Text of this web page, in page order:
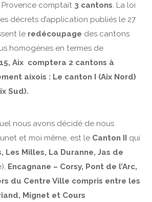
Provence comptait 3 cantons. La loi
décrets d’application publiés le 27
le redécoupage des cantons
homogènes en termes de
Aix comptera 2 cantons à
aixois : Le canton I (Aix Nord)
Sud).
nous avons décidé de nous
et moi même, est le Canton II qui
Les Milles, La Duranne, Jas de
Encagnane – Corsy, Pont de l’Arc,
du Centre Ville compris entre les
Mignet et Cours